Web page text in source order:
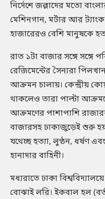
নির্দেশে জল্লাদের মতো
মেশিনগান, মর্টার আর
হাজারেরও বেশি মানুষকে
রাত ১টা বাজার সঙ্গে সঙ্গে
রেজিমেন্টের সৈন্যরা
আক্রমন চালায়। কেন্দ্রীয়
থাকলেও তারা পাল্টা
আক্রমণের পাশাপাশি
বাজারসহ ঢাকাজুড়েই শুরু হয়
যথেচ্ছ হত্যা, লুণ্ঠন, ধর্ষণ
হানাদার বাহিনী।
মধ্যরাতে ঢাকা
বোঝাই লরি। ইকবাল হল